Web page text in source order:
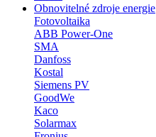
Obnovitelné zdroje energie
Fotovoltaika
ABB Power-One
SMA
Danfoss
Kostal
Siemens PV
GoodWe
Kaco
Solarmax